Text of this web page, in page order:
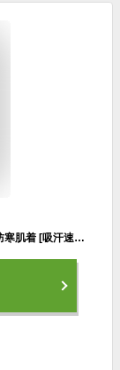
[LANBAOSI] スポーツインナー 上下セットメンズ 防寒肌着 [吸汗速乾 発熱保温] ランニング コンプレッション ウェア 加圧長袖シャツ＆タイツ セットアップ アウトドア スキー 作業 登山 サッカー アンダーウェアブラック03L